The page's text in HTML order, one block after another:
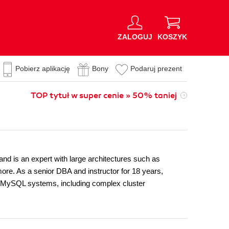
ZALOGUJ KOSZYK
Pobierz aplikację Bony Podaruj prezent
TOP tytuł w super cenie » 50% taniej
is an expert with large architectures such as
As a senior DBA and instructor for 18 years,
systems, including complex cluster